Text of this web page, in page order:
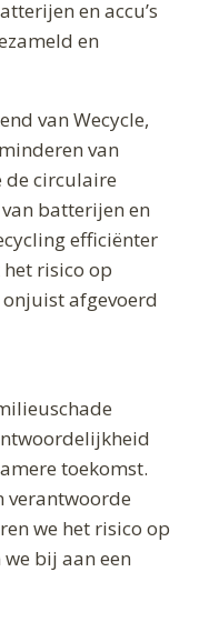
en accu’s
en
van Wecycle,
van
de circulaire
batterijen en
efficiënter
risico op
afgevoerd
toekomst.
verantwoorde
we het risico op
bij aan een